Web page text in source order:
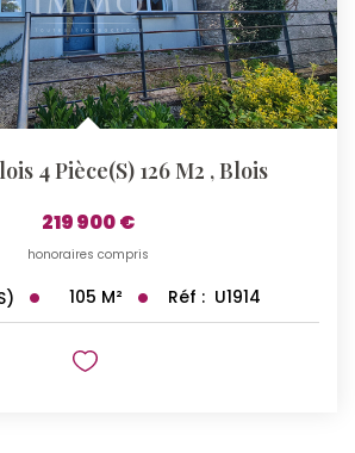
4 Pièce(s) 126 M2 ,Blois
219 900 €
honoraires compris
105 M² Réf : U1914